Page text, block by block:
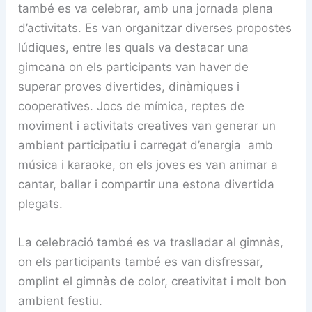
també es va celebrar, amb una jornada plena
d’activitats. Es van organitzar diverses propostes
lúdiques, entre les quals va destacar una
gimcana on els participants van haver de
superar proves divertides, dinàmiques i
cooperatives. Jocs de mímica, reptes de
moviment i activitats creatives van generar un
ambient participatiu i carregat d’energia amb
música i karaoke, on els joves es van animar a
cantar, ballar i compartir una estona divertida
plegats.
La celebració també es va traslladar al gimnàs,
on els participants també es van disfressar,
omplint el gimnàs de color, creativitat i molt bon
ambient festiu.